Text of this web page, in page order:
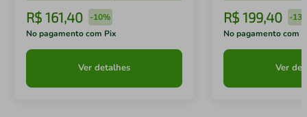
R$ 161,40 -10%
No pagamento com Pix
Ver detalhes
R$ 199,40 -
No pagamento com
Ver